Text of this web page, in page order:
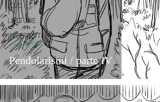
2020
LETTURE
INTERVISTE
Pendolarismi / parte IV
AUTUNNO